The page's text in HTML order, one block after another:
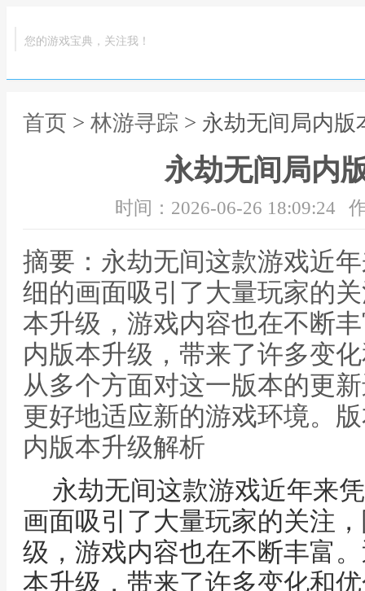
您的游戏宝典，关注我！
首页 > 林游寻踪 > 永劫无间局内版
永劫无间局内
时间：2026-06-26 18:09:24
摘要：永劫无间这款游戏近
细的画面吸引了大量玩家的
本升级，游戏内容也在不断
内版本升级，带来了许多变
从多个方面对这一版本的更
更好地适应新的游戏环境。
内版本升级解析
永劫无间这款游戏近年来
画面吸引了大量玩家的关注
级，游戏内容也在不断丰富
本升级，带来了许多变化和